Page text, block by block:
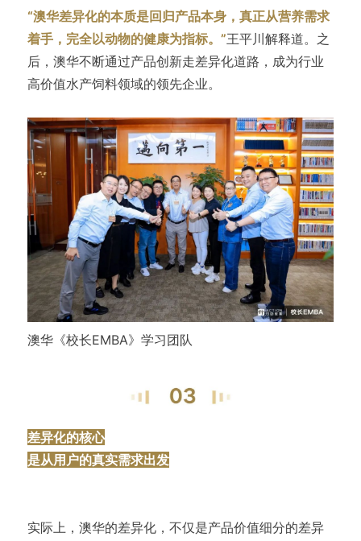
“澳华差异化的本质是回归产品本身，真正从营养需求
着手，完全以动物的健康为指标。”王平川解释道。之
后，澳华不断通过产品创新走差异化道路，成为行业
高价值水产饲料领域的领先企业。
澳华《校长EMBA》学习团队
差异化的核心
是从用户的真实需求出发
实际上，澳华的差异化，不仅是产品价值细分的差异